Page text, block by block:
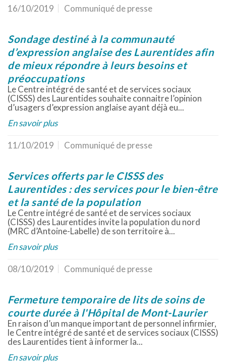
16/10/2019 Communiqué de presse
Sondage destiné à la communauté
d’expression anglaise des Laurentides afin
de mieux répondre à leurs besoins et
préoccupations
Le Centre intégré de santé et de services sociaux
(CISSS) des Laurentides souhaite connaitre l’opinion
d’usagers d’expression anglaise ayant déjà eu...
En savoir plus
11/10/2019 Communiqué de presse
Services offerts par le CISSS des
Laurentides : des services pour le bien-être
et la santé de la population
Le Centre intégré de santé et de services sociaux
(CISSS) des Laurentides invite la population du nord
(MRC d’Antoine-Labelle) de son territoire à...
En savoir plus
08/10/2019 Communiqué de presse
Fermeture temporaire de lits de soins de
courte durée à l'Hôpital de Mont-Laurier
En raison d’un manque important de personnel infirmier,
le Centre intégré de santé et de services sociaux (CISSS)
des Laurentides tient à informer la...
En savoir plus